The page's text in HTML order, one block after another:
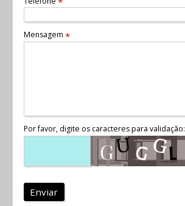
Mensagem *
Por favor, digite os caracteres para validação:
Enviar